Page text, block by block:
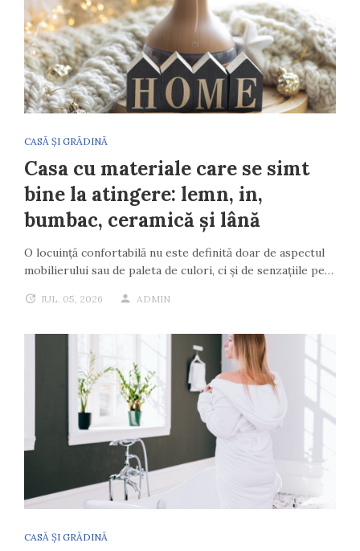
CASĂ ȘI GRĂDINĂ
Casa cu materiale care se simt
bine la atingere: lemn, in,
bumbac, ceramică și lână
O locuință confortabilă nu este definită doar de aspectul
mobilierului sau de paleta de culori, ci și de senzațiile pe…
IUL. 05, 2026 ADMIN
CASĂ ȘI GRĂDINĂ